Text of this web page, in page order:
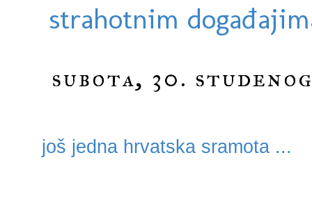
strahotnim
subota, 30.
još jedna hrvatska sramota ...